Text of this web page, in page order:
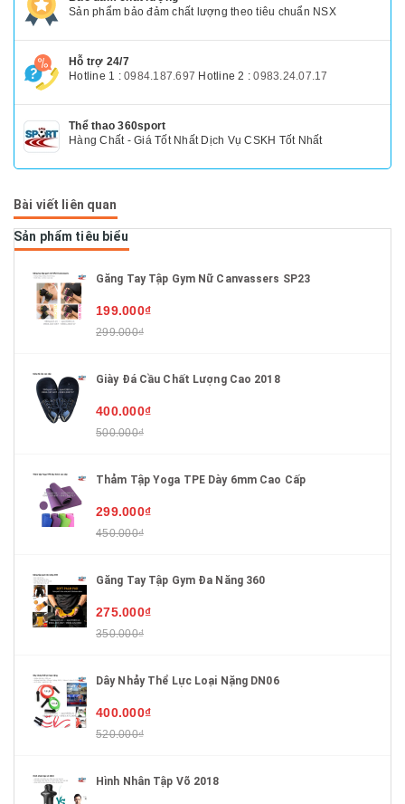
Sản phẩm bảo đảm chất lượng theo tiêu chuẩn NSX
Hỗ trợ 24/7
Hotline 1 : 0984.187.697 Hotline 2 :0983.24.07.17
Thể thao 360sport
Hàng Chất - Giá Tốt Nhất Dịch Vụ CSKH Tốt Nhất
Bài viết liên quan
Sản phẩm tiêu biểu
Găng Tay Tập Gym Nữ Canvassers SP23
199.000₫
299.000₫
Giày Đá Cầu Chất Lượng Cao 2018
400.000₫
500.000₫
Thảm Tập Yoga TPE Dày 6mm Cao Cấp
299.000₫
450.000₫
Găng Tay Tập Gym Đa Năng 360
275.000₫
350.000₫
Dây Nhảy Thể Lực Loại Nặng DN06
400.000₫
520.000₫
Hình Nhân Tập Võ 2018